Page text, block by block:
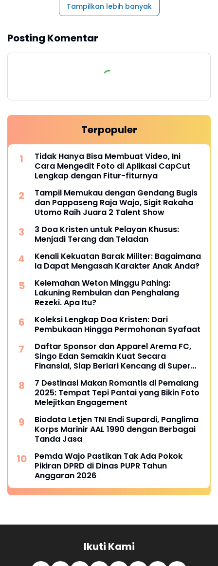
Tampilkan lebih banyak
Posting Komentar
Terpopuler
Tidak Hanya Bisa Membuat Video, Ini
Cara Mengedit Foto di Aplikasi CapCut
Lengkap dengan Fitur-fiturnya
Tampil Memukau dengan Gendang Bugis
dan Pappaseng Raja Wajo, Sigit Rakaha
Utomo Raih Juara 2 Talent Show
3 Doa Kristen untuk Pelayan Khusus:
Menjadi Terang dan Teladan
Kenali Kekuatan Barak Militer: Bagaimana
Ia Dapat Mengasah Karakter Anak Anda?
Kelemahan Weton Minggu Pahing:
Lakuning Rembulan dan Penghalang
Rezeki. Apa Itu?
Koleksi Lengkap Doa Kristen: Dari
Pembukaan Hingga Permohonan Syafaat
Daftar Sponsor dan Apparel Arema FC,
Singo Edan Semakin Kuat Secara
Finansial, Siap Berlari Kencang di Super
7 Destinasi Makan Romantis di Pemalang
2025: Tempat Tepi Pantai yang Bikin Foto
Melejitkan Engagement
Biodata Letjen TNI Endi Supardi, Panglima
Korps Marinir AAL 1990 dengan Berbagai
Tanda Jasa
Pemda Wajo Pastikan Tak Ada Pokok
Pikiran DPRD di Dinas PUPR Tahun
Anggaran 2026
Ikuti Kami